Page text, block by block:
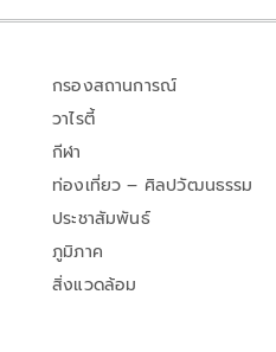
กรองสถานการณ์
วาไรตี้
กีฬา
ท่องเที่ยว – ศิลปวัฒนธรรม
ประชาสัมพันธ์
ภูมิภาค
สิ่งแวดล้อม